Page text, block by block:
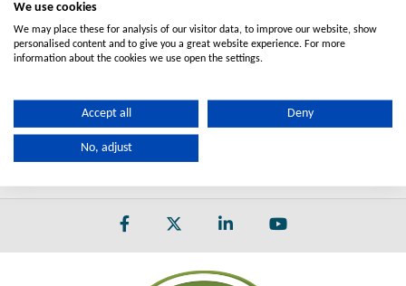
Διπλή με 6 Βίδες
We use cookies
We may place these for analysis of our visitor data, to improve our website, show
personalised content and to give you a great website experience. For more
information about the cookies we use open the settings.
Accept all Deny
No, adjust